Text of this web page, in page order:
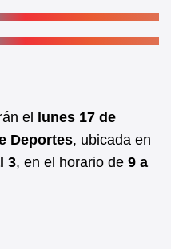
el lunes 17 de
Deportes, ubicada en
3, en el horario de 9 a